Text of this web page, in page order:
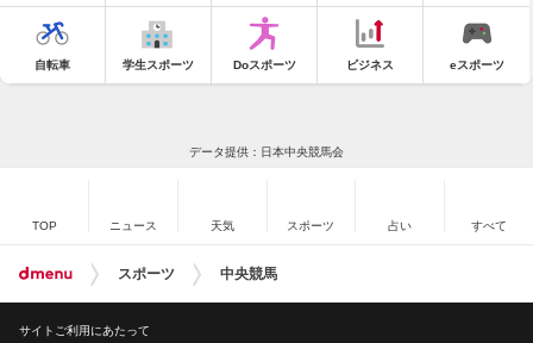
自転車 学生スポーツ Doスポーツ ビジネス eスポーツ
データ提供：日本中央競馬会
TOP ニュース 天気 スポーツ 占い すべて
スポーツ 中央競馬
サイトご利用にあたって